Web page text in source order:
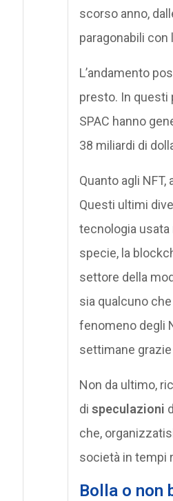
scorso anno,
paragonabili
L’andamento
presto. In questi
SPAC hanno
38 miliardi di
Quanto agli NFT,
Questi ultimi
tecnologia
specie, la
settore della
sia qualcuno
fenomeno degli
settimane
Non da ultimo,
di speculazioni
che,
società in tempi
Bolla o non